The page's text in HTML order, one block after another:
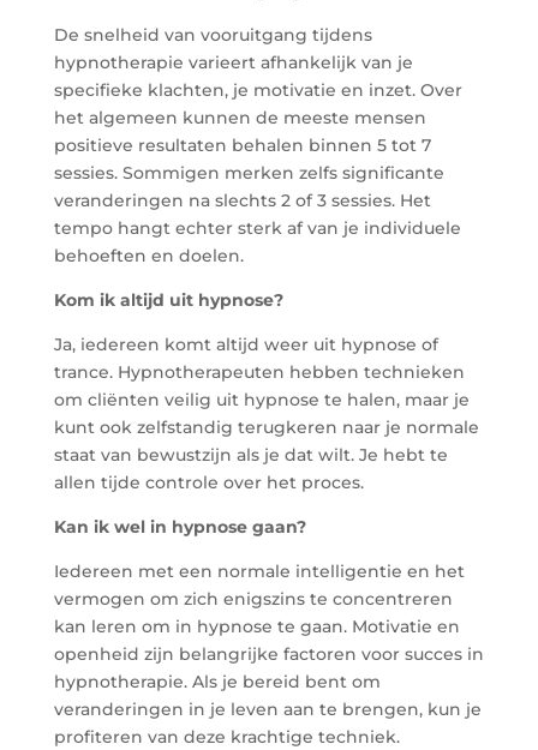
De snelheid van vooruitgang tijdens
hypnotherapie varieert afhankelijk van je
specifieke klachten, je motivatie en inzet. Over
het algemeen kunnen de meeste mensen
positieve resultaten behalen binnen 5 tot 7
sessies. Sommigen merken zelfs significante
veranderingen na slechts 2 of 3 sessies. Het
tempo hangt echter sterk af van je individuele
behoeften en doelen.
Kom ik altijd uit hypnose?
Ja, iedereen komt altijd weer uit hypnose of
trance. Hypnotherapeuten hebben technieken
om cliënten veilig uit hypnose te halen, maar je
kunt ook zelfstandig terugkeren naar je normale
staat van bewustzijn als je dat wilt. Je hebt te
allen tijde controle over het proces.
Kan ik wel in hypnose gaan?
Iedereen met een normale intelligentie en het
vermogen om zich enigszins te concentreren
kan leren om in hypnose te gaan. Motivatie en
openheid zijn belangrijke factoren voor succes in
hypnotherapie. Als je bereid bent om
veranderingen in je leven aan te brengen, kun je
profiteren van deze krachtige techniek.